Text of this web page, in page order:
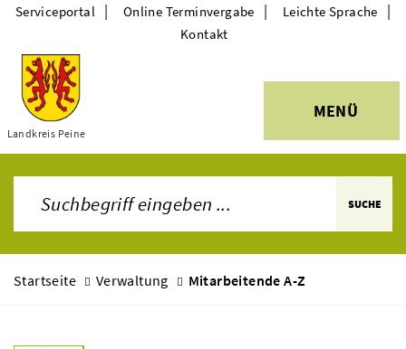
Themen
Landkreis Peine
MENÜ
Serviceportal | Online Terminvergabe | Leichte Sprache |
Kontakt
SUCHE
Startseite Verwaltung Mitarbeitende A-Z